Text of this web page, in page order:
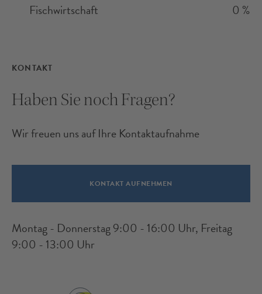
Fischwirtschaft
0 %
KONTAKT
Haben Sie noch Fragen?
Wir freuen uns auf Ihre Kontaktaufnahme
KONTAKT AUFNEHMEN
Montag - Donnerstag 9:00 - 16:00 Uhr, Freitag
9:00 - 13:00 Uhr